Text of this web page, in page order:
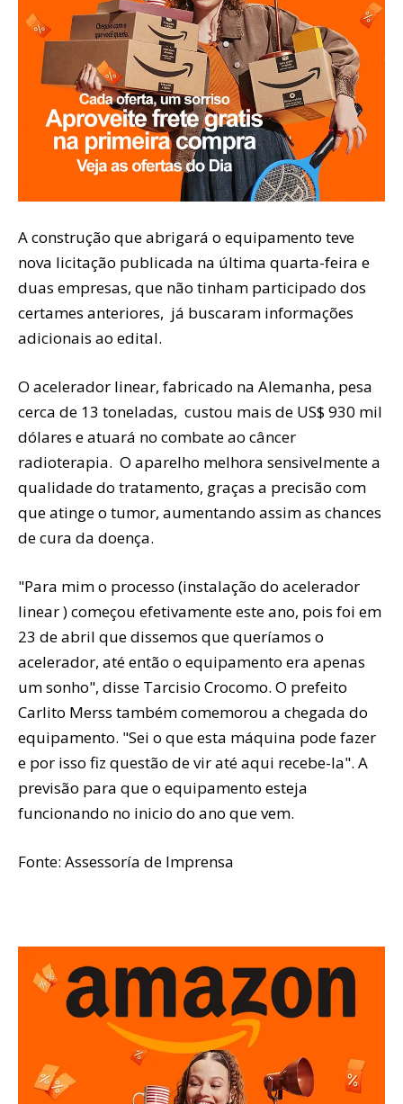
A construção que abrigará o equipamento teve
nova licitação publicada na última quarta-feira e
duas empresas, que não tinham participado dos
certames anteriores, já buscaram informações
adicionais ao edital.
O acelerador linear, fabricado na Alemanha, pesa
cerca de 13 toneladas, custou mais de US$ 930 mil
dólares e atuará no combate ao câncer
radioterapia. O aparelho melhora sensivelmente a
qualidade do tratamento, graças a precisão com
que atinge o tumor, aumentando assim as chances
de cura da doença.
"Para mim o processo (instalação do acelerador
linear ) começou efetivamente este ano, pois foi em
23 de abril que dissemos que queríamos o
acelerador, até então o equipamento era apenas
um sonho", disse Tarcisio Crocomo. O prefeito
Carlito Merss também comemorou a chegada do
equipamento. "Sei o que esta máquina pode fazer
e por isso fiz questão de vir até aqui recebe-la". A
previsão para que o equipamento esteja
funcionando no inicio do ano que vem.
Fonte: Assessoría de Imprensa